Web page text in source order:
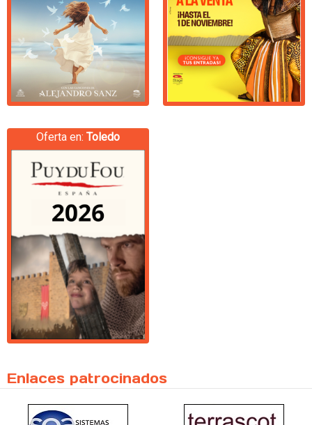
Oferta en: Toledo
Enlaces patrocinados